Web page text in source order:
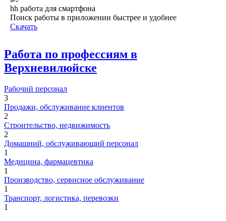
hh работа для смартфона
Поиск работы в приложении быстрее и удобнее
Скачать
Работа по профессиям в
Верхневилюйске
Рабочий персонал
3
Продажи, обслуживание клиентов
2
Строительство, недвижимость
2
Домашний, обслуживающий персонал
1
Медицина, фармацевтика
1
Производство, сервисное обслуживание
1
Транспорт, логистика, перевозки
1